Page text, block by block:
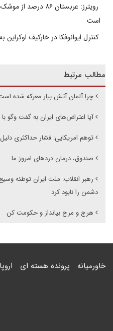
رویترز: عربستان ۸۶
است
کنترل ایوانوفکا در خارکیف
مطالب مرتبط
چرا آلمان آتش بیار معرکه شده
آیا اعتراض‌های ایران به گفت وگو
توهم امریکایی: فشار حداکثری
صندوق، درمان دردهای امروز ما
رهبر انقلاب: ملت ایران توطئه‌
دشمن را نابود کرد
هرج و مرج بیانداز و حکومت کن
خاورمیانه پرونده هسته ای اروپا